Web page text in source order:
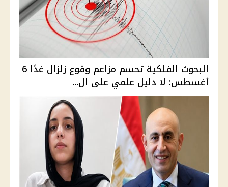
البحوث الفلكية تحسم مزاعم وقوع زلزال غدًا 6
أغسطس: لا دليل علمي على ال...